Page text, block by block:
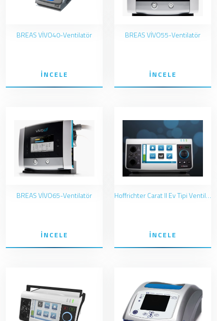
BREAS VİVO40-Ventilatör
İNCELE
BREAS VİVO55-Ventilatör
İNCELE
BREAS VİVO65-Ventilatör
İNCELE
Hoffrichter Carat II Ev Tipi Ventilatör
İNCELE